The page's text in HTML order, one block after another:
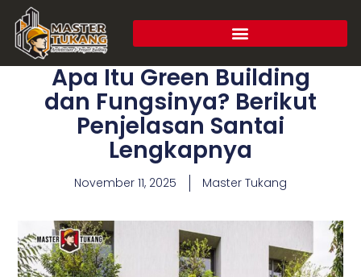
Apa Itu Green Building
dan Fungsinya? Berikut
Penjelasan Santai
Lengkapnya
November 11, 2025 Master Tukang